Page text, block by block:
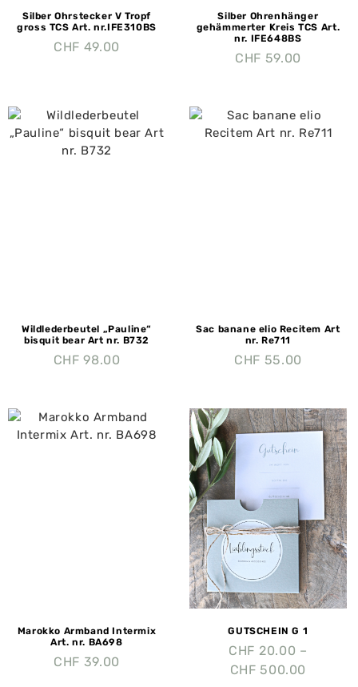
Silber Ohrstecker V Tropf
gross TCS Art. nr.IFE310BS
CHF 49.00
Silber Ohrenhänger
gehämmerter Kreis TCS Art.
nr. IFE648BS
CHF 59.00
Wildlederbeutel „Pauline“
bisquit bear Art nr. B732
CHF 98.00
Sac banane elio Recitem Art
nr. Re711
CHF 55.00
Marokko Armband Intermix
Art. nr. BA698
CHF 39.00
GUTSCHEIN G 1
CHF 20.00 –
CHF 500.00